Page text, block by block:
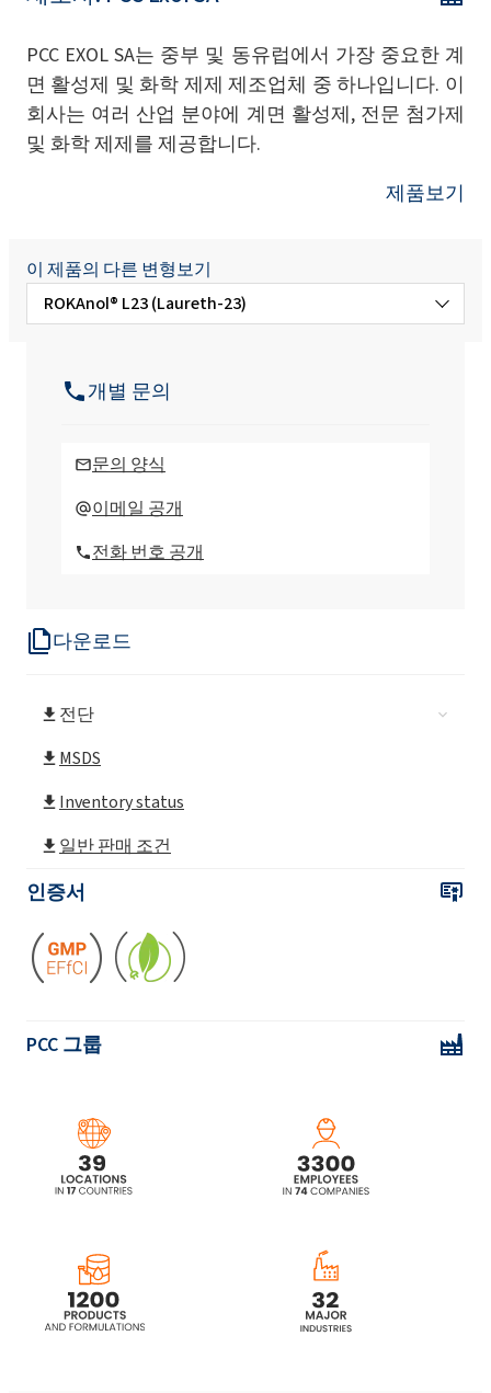
다운로드
전단
MSDS
Inventory status
일반 판매 조건
인증서
PCC 그룹
PCC EXOL SA는 중부 및 동유럽에서 가장 중요한 계
면 활성제 및 화학 제제 제조업체 중 하나입니다. 이
회사는 여러 산업 분야에 계면 활성제, 전문 첨가제
및 화학 제제를 제공합니다.
제품보기
이 제품의 다른 변형보기
ROKAnol® L23 (Laureth-23)
ROKAnol® L2 (Laureth-2)
ROKAnol®L30
ROKAnol® L3A (Laureth-3)
ROKAnol® L4P5 (PPG-5- Laureth-4)
ROKAnol® L5P5 MB(C12-14 알코올 에톡시화,
프로폭시화)
ROKAnol® L7 MB (Laureth-7)
개별 문의
문의 양식
이메일 공개
전화 번호 공개